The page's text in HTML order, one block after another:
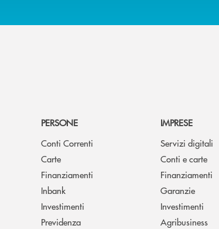
PERSONE
Conti Correnti
Carte
Finanziamenti
Inbank
Investimenti
Previdenza
IMPRESE
Servizi digitali
Conti e carte
Finanziamenti
Garanzie
Investimenti
Agribusiness